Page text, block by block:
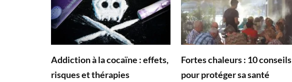
Addiction à la cocaïne : effets,
risques et thérapies
Fortes chaleurs : 10 conseils
pour protéger sa santé